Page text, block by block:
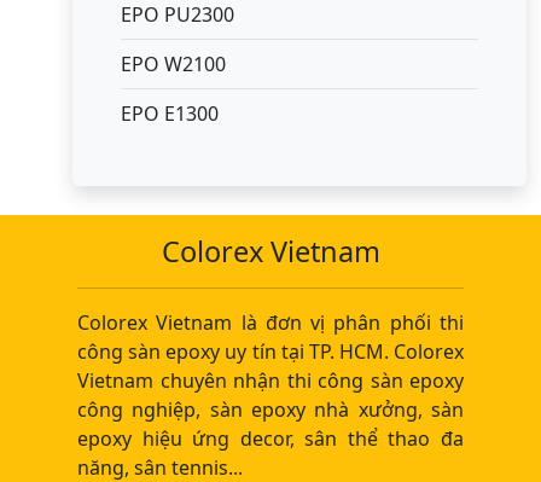
EPO PU2300
EPO W2100
EPO E1300
Colorex Vietnam
Colorex Vietnam là đơn vị phân phối thi
công sàn epoxy uy tín tại TP. HCM. Colorex
Vietnam chuyên nhận thi công sàn epoxy
công nghiệp, sàn epoxy nhà xưởng, sàn
epoxy hiệu ứng decor, sân thể thao đa
năng, sân tennis...